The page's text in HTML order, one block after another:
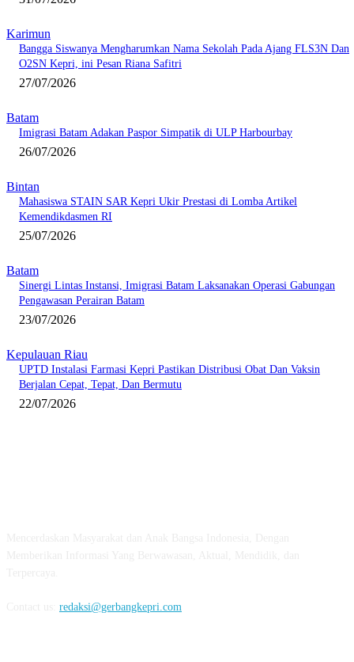
Karimun
Bangga Siswanya Mengharumkan Nama Sekolah Pada Ajang FLS3N Dan
O2SN Kepri, ini Pesan Riana Safitri
27/07/2026
Batam
Imigrasi Batam Adakan Paspor Simpatik di ULP Harbourbay
26/07/2026
Bintan
Mahasiswa STAIN SAR Kepri Ukir Prestasi di Lomba Artikel
Kemendikdasmen RI
25/07/2026
Batam
Sinergi Lintas Instansi, Imigrasi Batam Laksanakan Operasi Gabungan
Pengawasan Perairan Batam
23/07/2026
Kepulauan Riau
UPTD Instalasi Farmasi Kepri Pastikan Distribusi Obat Dan Vaksin
Berjalan Cepat, Tepat, Dan Bermutu
22/07/2026
redaksi@gerbangkepri.com